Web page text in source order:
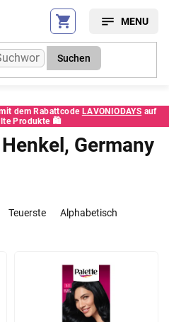
dem Rabattcode LAVONIODAYS auf
Produkte 🛍️
Suchen
Germany
Teuerste Alphabetisch